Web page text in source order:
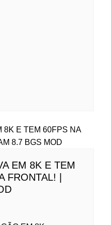
EM 8K E TEM
FRONTAL! |